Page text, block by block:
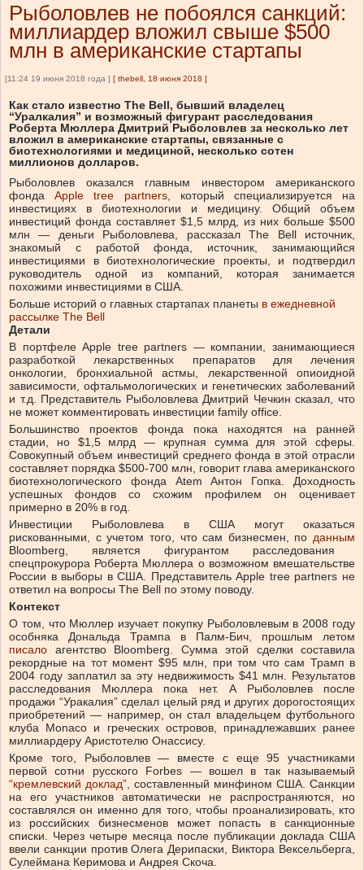
Рыболовлев не побоялся санкций:
миллиардер вложил свыше $500
млн в американские стартапы
[11:24 19 июня 2018 года ] [ thebell, 18 июня 2018 ]
Как стало известно The Bell, бывший владелец
“Уралкалия” и возможный фигурант расследования
Роберта Мюллера Дмитрий Рыболовлев за несколько лет
вложил в американские стартапы, связанные с
биотехнологиями и медициной, несколько сотен
миллионов долларов.
Рыболовлев оказался главным инвестором американского
фондаApple tree partners, который специализируется на
инвестициях в биотехнологии и медицину. Общий объем
инвестиций фонда составляет $1,5 млрд, из них больше $500
млн — деньги Рыболовлева, рассказал The Bell источник,
знакомый с работой фонда, источник, занимающийся
инвестициями в биотехнологические проекты, и подтвердил
руководитель одной из компаний, которая занимается
похожими инвестициями в США.
Больше историй о главных стартапах планеты в ежедневной
рассылке The Bell
Детали
В портфеле Apple tree partners — компании, занимающиеся
разработкой лекарственных препаратов для лечения
онкологии, бронхиальной астмы, лекарственной опиоидной
зависимости, офтальмологических и генетических заболеваний
и т.д. Представитель Рыболовлева Дмитрий Чечкин сказал, что
не может комментировать инвестиции family office.
Большинство проектов фонда пока находятся на ранней
стадии, но $1,5 млрд — крупная сумма для этой сферы.
Совокупный объем инвестиций среднего фонда в этой отрасли
составляет порядка $500-700 млн, говорит глава американского
биотехнологического фонда Atem Антон Гопка. Доходность
успешных фондов со схожим профилем он оценивает
примерно в 20% в год.
Инвестиции Рыболовлева в США могут оказаться
рискованными, с учетом того, что сам бизнесмен, по данным
Bloomberg, является фигурантом расследования
спецпрокурора Роберта Мюллера о возможном вмешательстве
России в выборы в США. Представитель Apple tree partners не
ответил на вопросы The Bell по этому поводу.
Контекст
О том, что Мюллер изучает покупку Рыболовлевым в 2008 году
особняка Дональда Трампа в Палм-Бич, прошлым летом
писало агентство Bloomberg. Сумма этой сделки составила
рекордные на тот момент $95 млн, при том что сам Трамп в
2004 году заплатил за эту недвижимость $41 млн. Результатов
расследования Мюллера пока нет. А Рыболовлев после
продажи “Уракалия” сделал целый ряд и других дорогостоящих
приобретений — например, он стал владельцем футбольного
клуба Monaco и греческих островов, принадлежавших ранее
миллиардеру Аристотелю Онассису.
Кроме того, Рыболовлев — вместе с еще 95 участниками
первой сотни русского Forbes — вошел в так называемый
“кремлевский доклад”, составленный минфином США. Санкции
на его участников автоматически не распространяются, но
составлялся он именно для того, чтобы проанализировать, кто
из российских бизнесменов может попасть в санкционные
списки. Через четыре месяца после публикации доклада США
ввели санкции против Олега Дерипаски, Виктора Вексельберга,
Сулеймана Керимова и Андрея Скоча.